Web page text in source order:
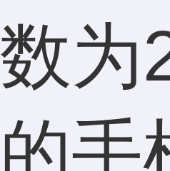
数为
的手